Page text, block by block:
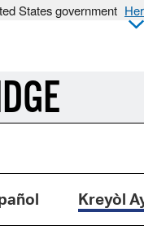
States government
Kreyòl